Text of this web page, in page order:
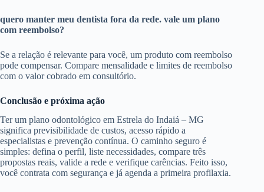
quero manter meu dentista fora da rede. vale um plano
com reembolso?
Se a relação é relevante para você, um produto com reembolso
pode compensar. Compare mensalidade e limites de reembolso
com o valor cobrado em consultório.
Conclusão e próxima ação
Ter um plano odontológico em Estrela do Indaiá – MG
significa previsibilidade de custos, acesso rápido a
especialistas e prevenção contínua. O caminho seguro é
simples: defina o perfil, liste necessidades, compare três
propostas reais, valide a rede e verifique carências. Feito isso,
você contrata com segurança e já agenda a primeira profilaxia.